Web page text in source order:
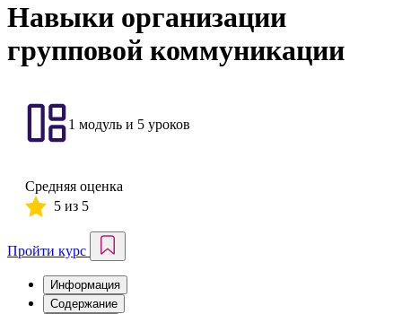
Навыки организации
групповой коммуникации
1 модуль и 5 уроков
Средняя оценка
5 из 5
Пройти курс
Информация
Содержание